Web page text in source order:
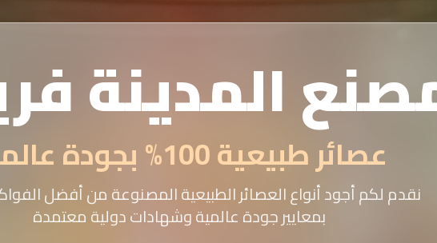
المدينة
عصائر طبيعية 100% بجودة عالمية
نقدم لكم أجود أنواع العصائر الطبيعية المصنوعة من أفضل
بمعايير جودة عالمية وشهادات دولية معتمدة